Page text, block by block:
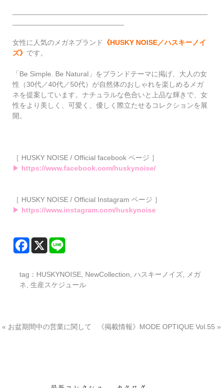
女性に人気のメガネブランド
《HUSKY NOISE／ハスキーノイ
ズ》 です。
「Be Simple. Be Natural」をブランドテーマに掲げ、大人の女
性（30代／40代／50代）が自然体のおしゃれを楽しめるメガ
ネを提案しています。ナチュラルな色合いと上品な輝きで、女
性をより美しく、可愛く、優しく際立たせるコレクションを展
開。
［ HUSKY NOISE / Official facebook ページ ］
▶ https://www.facebook.com/huskynoise/
［ HUSKY NOISE / Official Instagram ページ ］
▶ https://www.instagram.com/huskynoise
tag： HUSKYNOISE NewCollection ,ハスキーノイズ
メガ
ネ ,生産スケジュール
《掲載情報》MODE OPTIQUE Vol.55 »
« お盆期間中の営業に関して